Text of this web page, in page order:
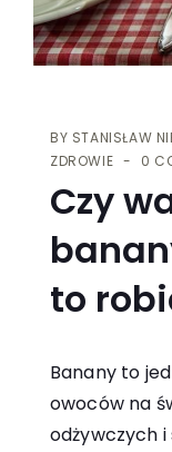
BY STANISŁAW
ZDROWIE
0
Czy
to
Banany to
owoców na
odżywczych i